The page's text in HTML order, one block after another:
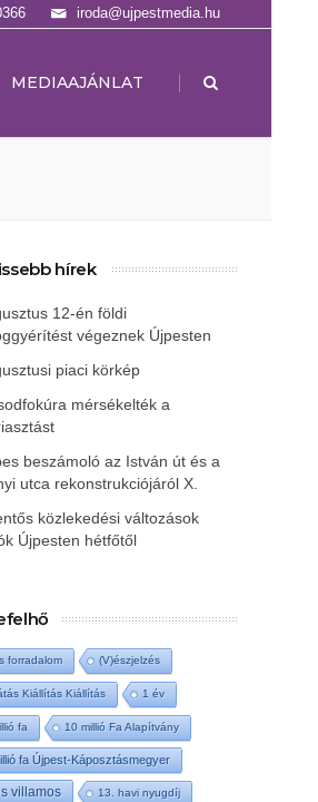
iroda@ujpestmedia.hu
MEDIAAJÁNLAT |
hírek
12-én földi
végeznek Újpesten
piaci körkép
mérsékelték a
beszámoló az István út és a
utca rekonstrukciójáról X.
közlekedési változások
Újpesten hétfőtől
forradalom (V)észjelzés
Kiállítás Kiállítás 1 év
fa 10 millió Fa Alapítvány
fa Újpest-Káposztásmegyer
villamos 13. havi nyugdíj